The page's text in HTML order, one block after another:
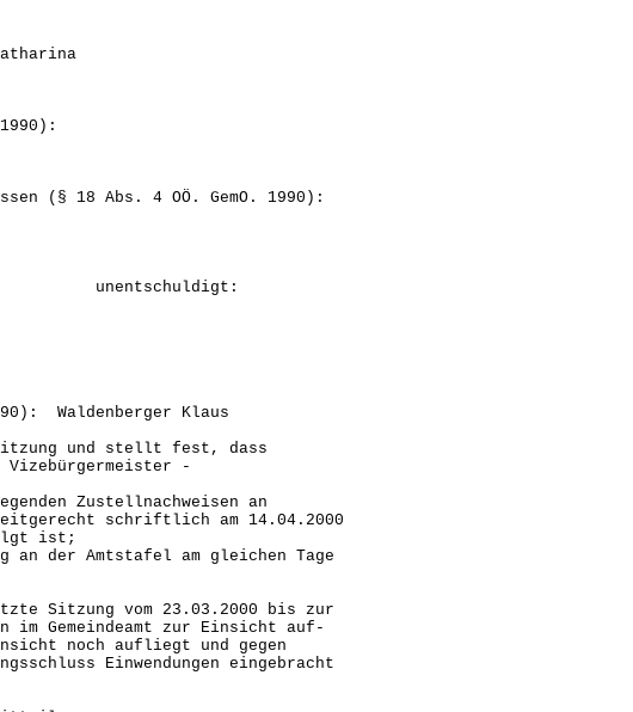
(§ 18 Abs. 4 OÖ. GemO. 1990):
Waldenberger Klaus
und stellt fest, dass
-
Zustellnachweisen an
schriftlich am 14.04.2000
ist;
der Amtstafel am gleichen Tage
Sitzung vom 23.03.2000 bis zur
Gemeindeamt zur Einsicht auf-
noch aufliegt und gegen
Einwendungen eingebracht